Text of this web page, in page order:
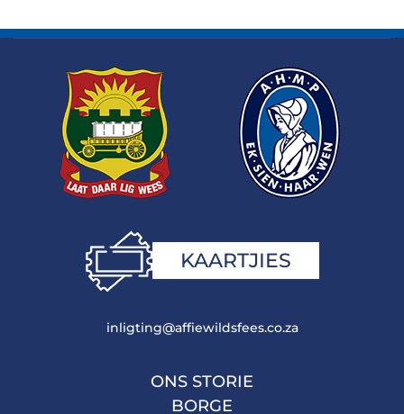
KAARTJIES
inligting@affiewildsfees.co.za
ONS STORIE
BORGE